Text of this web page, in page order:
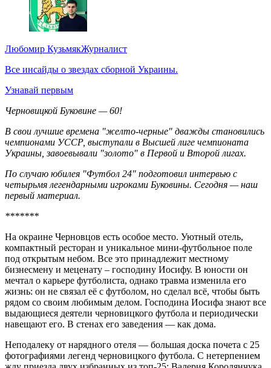
Любомир КузьмякЖурналист
Все инсайды о звездах сборной Украины.
Узнавай первым
Черновицкой Буковине — 60!
В свои лучшие времена "желто-черные" дважды становились
чемпионами УССР, выступали в Высшей лиге чемпионата
Украины, завоевывали "золото" в Первой и Второй лигах.
По случаю юбилея "Футбол 24" подготовил интервью с
четырьмя легендарными игроками Буковины. Сегодня — наш
первый материал.
*******
На окраине Черновцов есть особое место. Уютный отель,
компактный ресторан и уникальное мини-футбольное поле
под открытым небом. Все это принадлежит местному
бизнесмену и меценату – господину Иосифу. В юности он
мечтал о карьере футболиста, однако травма изменила его
жизнь: он не связал её с футболом, но сделал всё, чтобы быть
рядом со своим любимым делом. Господина Иосифа знают все
выдающиеся деятели черновицкого футбола и периодически
навещают его. В стенах его заведения — как дома.
Неподалеку от нарядного отеля — большая доска почета с 25
фотографиями легенд черновицкого футбола. С нетерпением